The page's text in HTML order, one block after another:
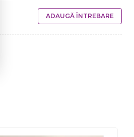
ADAUGĂ ÎNTREBARE